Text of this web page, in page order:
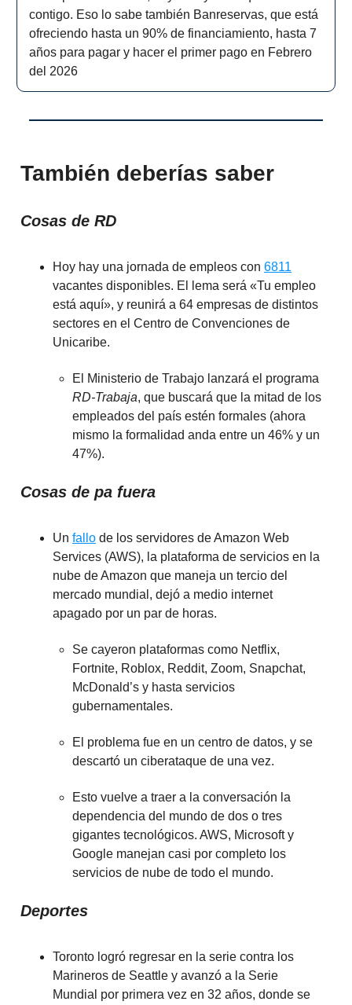
contigo. Eso lo sabe también Banreservas, que está
ofreciendo hasta un 90% de financiamiento, hasta 7
años para pagar y hacer el primer pago en Febrero
del 2026
También deberías saber
Cosas de RD
Hoy hay una jornada de empleos con 6811
vacantes disponibles. El lema será «Tu empleo
está aquí», y reunirá a 64 empresas de distintos
sectores en el Centro de Convenciones de
Unicaribe.
El Ministerio de Trabajo lanzará el programa
RD-Trabaja, que buscará que la mitad de los
empleados del país estén formales (ahora
mismo la formalidad anda entre un 46% y un
47%).
Cosas de pa fuera
Un fallo de los servidores de Amazon Web
Services (AWS), la plataforma de servicios en la
nube de Amazon que maneja un tercio del
mercado mundial, dejó a medio internet
apagado por un par de horas.
Se cayeron plataformas como Netflix,
Fortnite, Roblox, Reddit, Zoom, Snapchat,
McDonald’s y hasta servicios
gubernamentales.
El problema fue en un centro de datos, y se
descartó un ciberataque de una vez.
Esto vuelve a traer a la conversación la
dependencia del mundo de dos o tres
gigantes tecnológicos. AWS, Microsoft y
Google manejan casi por completo los
servicios de nube de todo el mundo.
Deportes
Toronto logró regresar en la serie contra los
Marineros de Seattle y avanzó a la Serie
Mundial por primera vez en 32 años, donde se